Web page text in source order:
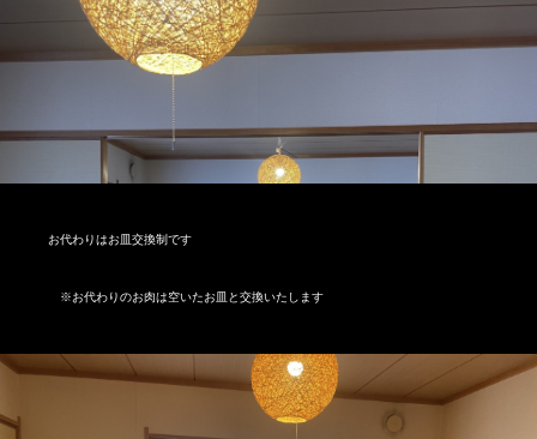
お代わりはお皿交換制です
※お代わりのお肉は空いたお皿と交換いたします